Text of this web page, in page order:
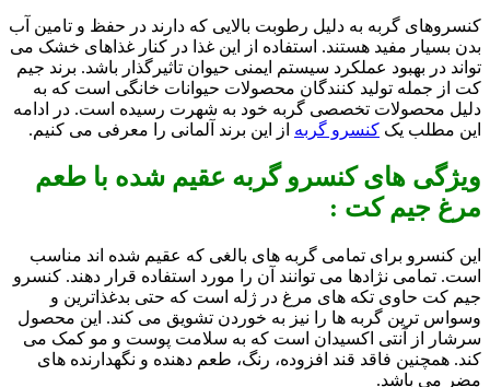
کنسروهای گربه به دلیل رطوبت بالایی که دارند در حفظ و تامین آب
بدن بسیار مفید هستند. استفاده از این غذا در کنار غذاهای خشک می
تواند در بهبود عملکرد سیستم ایمنی حیوان تاثیرگذار باشد. برند جیم
کت از جمله تولید کنندگان محصولات حیوانات خانگی است که به
دلیل محصولات تخصصی گربه خود به شهرت رسیده است. در ادامه
این مطلب یک کنسرو گربه از این برند آلمانی را معرفی می کنیم.
ویژگی های کنسرو گربه عقیم شده با طعم
مرغ جیم کت :
این کنسرو برای تمامی گربه های بالغی که عقیم شده اند مناسب
است. تمامی نژادها می توانند آن را مورد استفاده قرار دهند. کنسرو
جیم کت حاوی تکه های مرغ در ژله است که حتی بدغذاترین و
وسواس ترین گربه ها را نیز به خوردن تشویق می کند. این محصول
سرشار از آنتی اکسیدان است که به سلامت پوست و مو کمک می
کند. همچنین فاقد قند افزوده، رنگ، طعم دهنده و نگهدارنده های
مضر می باشد.